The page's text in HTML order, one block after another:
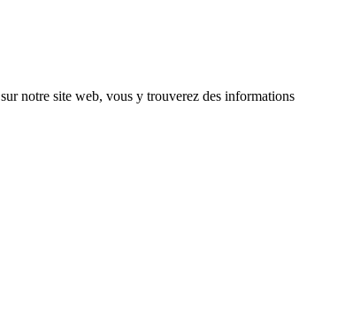
sur notre site web, vous y trouverez des informations